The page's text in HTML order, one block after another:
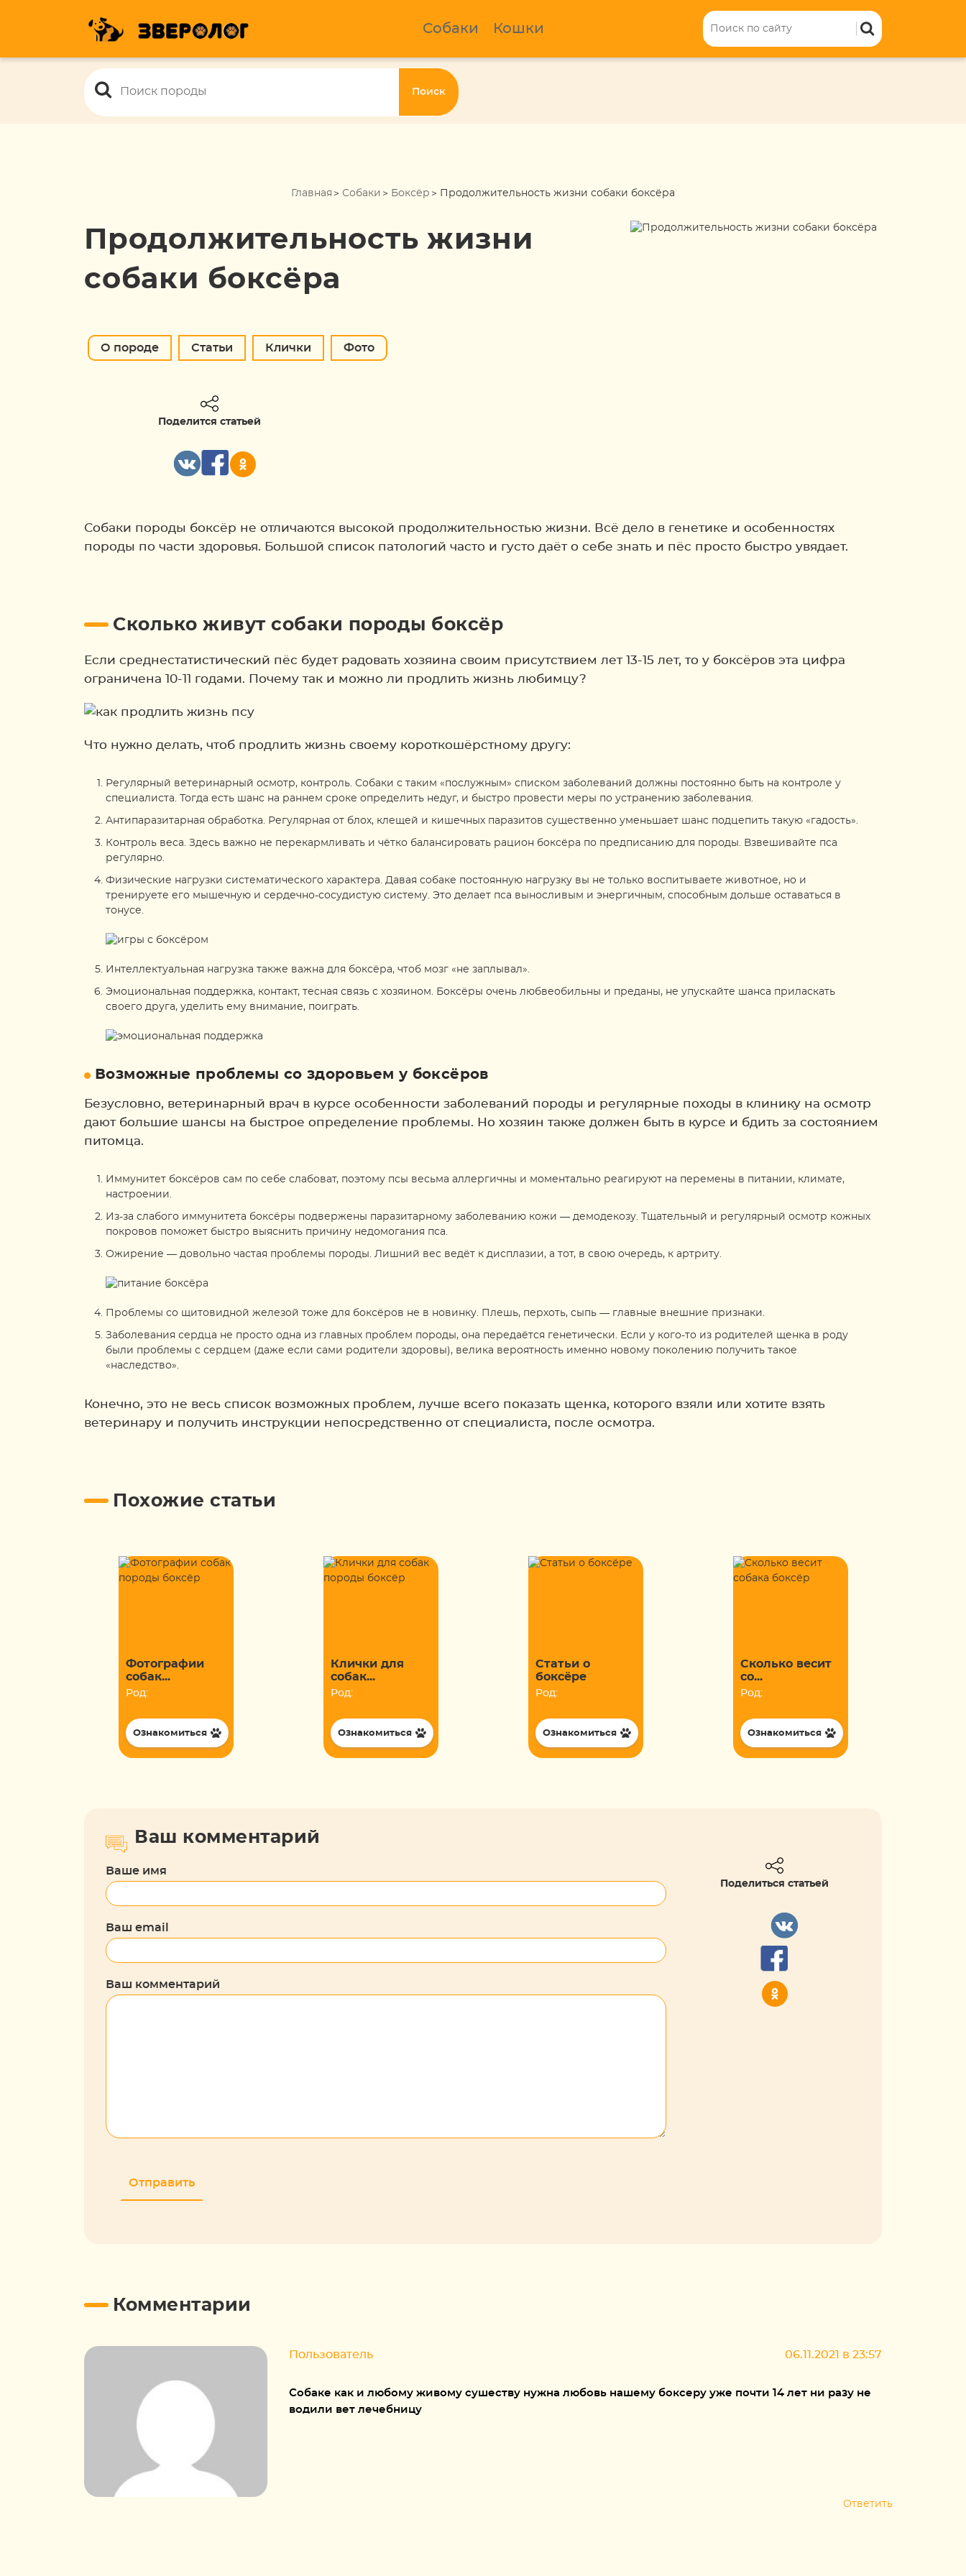
Собаки Кошки
Поиск
Главная Собаки Боксёр Продолжительность жизни собаки боксёра
Продолжительность жизни
собаки боксёра
О породе Статьи Клички Фото
Поделится статьей
Собаки породы боксёр не отличаются высокой продолжительностью жизни. Всё дело в генетике и особенностях
породы по части здоровья. Большой список патологий часто и густо даёт о себе знать и пёс просто быстро увядает.
Сколько живут собаки породы боксёр
Если среднестатистический пёс будет радовать хозяина своим присутствием лет 13-15 лет, то у боксёров эта цифра
ограничена 10-11 годами. Почему так и можно ли продлить жизнь любимцу?
Что нужно делать, чтоб продлить жизнь своему короткошёрстному другу:
Регулярный ветеринарный осмотр, контроль. Собаки с таким «послужным» списком заболеваний должны постоянно быть на контроле у
специалиста. Тогда есть шанс на раннем сроке определить недуг, и быстро провести меры по устранению заболевания.
Антипаразитарная обработка. Регулярная от блох, клещей и кишечных паразитов существенно уменьшает шанс подцепить такую «гадость».
Контроль веса. Здесь важно не перекармливать и чётко балансировать рацион боксёра по предписанию для породы. Взвешивайте пса
регулярно.
Физические нагрузки систематического характера. Давая собаке постоянную нагрузку вы не только воспитываете животное, но и
тренируете его мышечную и сердечно-сосудистую систему. Это делает пса выносливым и энергичным, способным дольше оставаться в
тонусе.
Интеллектуальная нагрузка также важна для боксёра, чтоб мозг «не заплывал».
Эмоциональная поддержка, контакт, тесная связь с хозяином. Боксёры очень любвеобильны и преданы, не упускайте шанса приласкать
своего друга, уделить ему внимание, поиграть.
Возможные проблемы со здоровьем у боксёров
Безусловно, ветеринарный врач в курсе особенности заболеваний породы и регулярные походы в клинику на осмотр
дают большие шансы на быстрое определение проблемы. Но хозяин также должен быть в курсе и бдить за состоянием
питомца.
Иммунитет боксёров сам по себе слабоват, поэтому псы весьма аллергичны и моментально реагируют на перемены в питании, климате,
настроении.
Из-за слабого иммунитета боксёры подвержены паразитарному заболеванию кожи — демодекозу. Тщательный и регулярный осмотр кожных
покровов поможет быстро выяснить причину недомогания пса.
Ожирение — довольно частая проблемы породы. Лишний вес ведёт к дисплазии, а тот, в свою очередь, к артриту.
Проблемы со щитовидной железой тоже для боксёров не в новинку. Плешь, перхоть, сыпь — главные внешние признаки.
Заболевания сердца не просто одна из главных проблем породы, она передаётся генетически. Если у кого-то из родителей щенка в роду
были проблемы с сердцем (даже если сами родители здоровы), велика вероятность именно новому поколению получить такое
«наследство».
Конечно, это не весь список возможных проблем, лучше всего показать щенка, которого взяли или хотите взять
ветеринару и получить инструкции непосредственно от специалиста, после осмотра.
Похожие статьи
Фотографии
собак...
Род:
Ознакомиться
Клички для
собак...
Род:
Ознакомиться
Статьи о
боксёре
Род:
Ознакомиться
Сколько весит
со...
Род:
Ознакомиться
Ваш комментарий
Ваше имя
Ваш email
Ваш комментарий
Поделиться статьей
Комментарии
Пользователь 06.11.2021 в 23:57
Собаке как и любому живому сушеству нужна любовь нашему боксеру уже почти 14 лет ни разу не
водили вет лечебницу
Ответить